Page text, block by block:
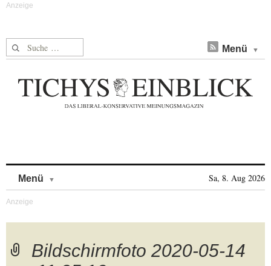
Suche nach: Menü
Menü Sa, 8. Aug 2026
Bildschirmfoto 2020-05-14